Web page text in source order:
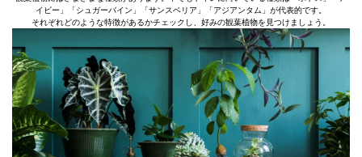
イビー」「シュガーバイン」「サンスベリア」「アジアンタム」が代表的です。
それぞれどのような特徴があるかチェックし、好みの観葉植物を見つけましょう。